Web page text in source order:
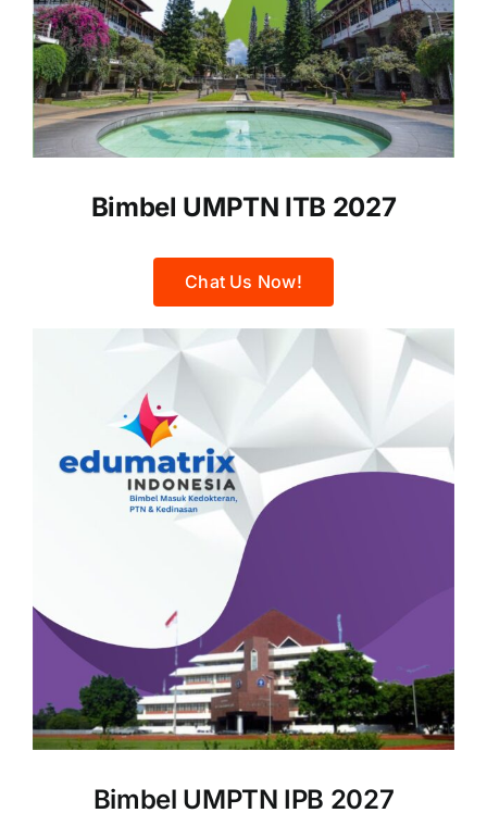
Bimbel UMPTN ITB 2027
Chat Us Now!
Bimbel UMPTN IPB 2027